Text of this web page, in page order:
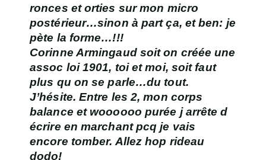
ronces et orties sur mon micro
postérieur…sinon à part ça, et ben: je
pète la forme…!!!
Corinne Armingaud soit on créée une
assoc loi 1901, toi et moi, soit faut
plus qu on se parle…du tout.
J’hésite. Entre les 2, mon corps
balance et woooooo purée j arrête d
écrire en marchant pcq je vais
encore tomber. Allez hop rideau
dodo!